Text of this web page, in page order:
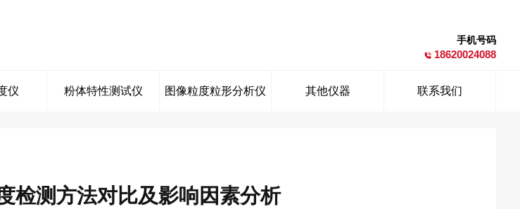
手机号码
18620024088
仪 粉体特性测试仪 图像粒度粒形分析仪 其他仪器 联系我们
检测方法对比及影响因素分析